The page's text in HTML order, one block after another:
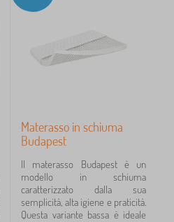
Materasso in schiuma
Budapest
Il materasso Budapest è un
modello in schiuma
caratterizzato dalla sua
semplicità, alta igiene e praticità.
Questa variante bassa è ideale